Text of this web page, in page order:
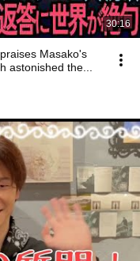
30:16
Masako's
astonished the...